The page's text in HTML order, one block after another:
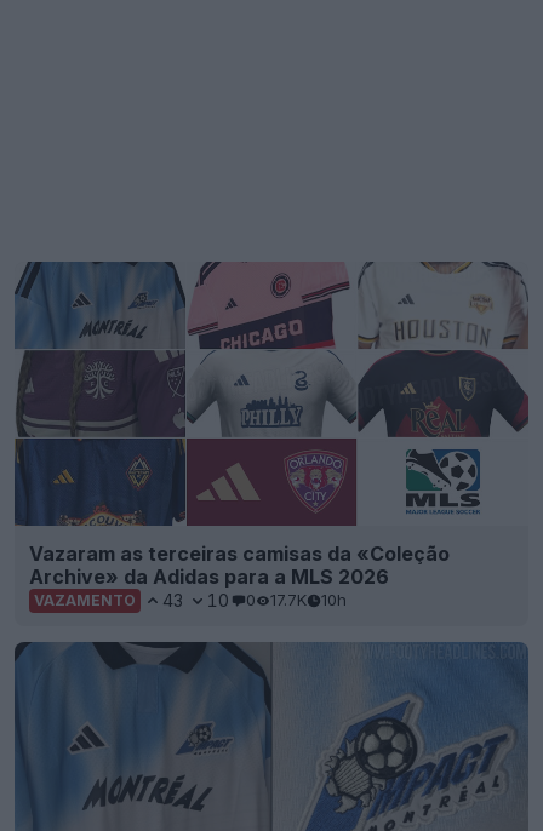
Vazaram as terceiras camisas da «Coleção
Archive» da Adidas para a MLS 2026
VAZAMENTO 43 10 0 17.7K 10h